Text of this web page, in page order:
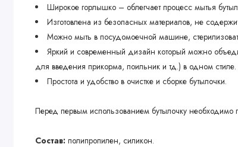
Широкое горлышко – облегчает процесс мытья
Изготовлена из безопасных материалов, не
Можно мыть в посудомоечной машине,
Яркий и современный дизайн который можно
для введения прикорма, поильник и тд.) в одном стиле.
Простота и удобство в очистке и сборке бутылочки.
Перед первым использованием бутылочку необходимо
Состав: полипропилен, силикон.